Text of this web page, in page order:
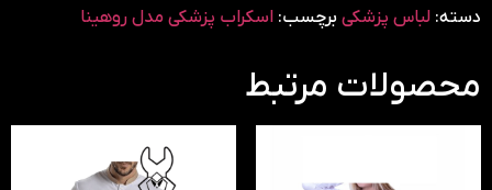
دسته: لباس پزشکی برچسب: اسکراب پزشکی مدل روهینا
محصولات مرتبط